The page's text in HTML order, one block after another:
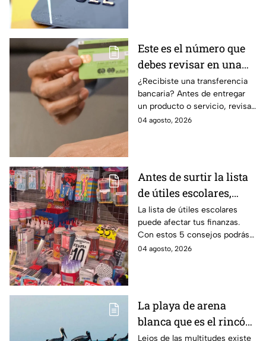
Este es el número que
debes revisar en una
transferencia bancaria
para evitar fraudes
¿Recibiste una transferencia
bancaria? Antes de entregar
un producto o servicio, revisa
este número clave para
04 agosto, 2026
Antes de surtir la lista
de útiles escolares,
sigue estos 5 consejos
que pueden ahorrar
miles de pesos
La lista de útiles escolares
puede afectar tus finanzas.
Con estos 5 consejos podrás
organizar tus compras, ahorrar
04 agosto, 2026
La playa de arena
blanca que es el rincón
escondido en la Costa
Lejos de las multitudes existe